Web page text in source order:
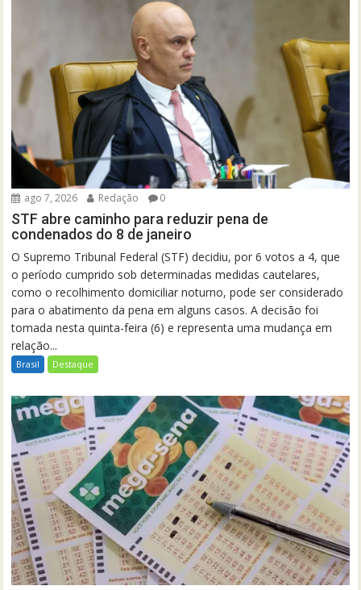
ago 7, 2026 Redação 0
STF abre caminho para reduzir pena de
condenados do 8 de janeiro
O Supremo Tribunal Federal (STF) decidiu, por 6 votos a 4, que
o período cumprido sob determinadas medidas cautelares,
como o recolhimento domiciliar noturno, pode ser considerado
para o abatimento da pena em alguns casos. A decisão foi
tomada nesta quinta-feira (6) e representa uma mudança em
relação...
Brasil Destaque